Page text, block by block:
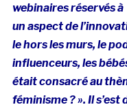
webinaires réservés
un aspect de
le hors les murs, le
influenceurs, les
était consacré au
féminisme ? ». Il